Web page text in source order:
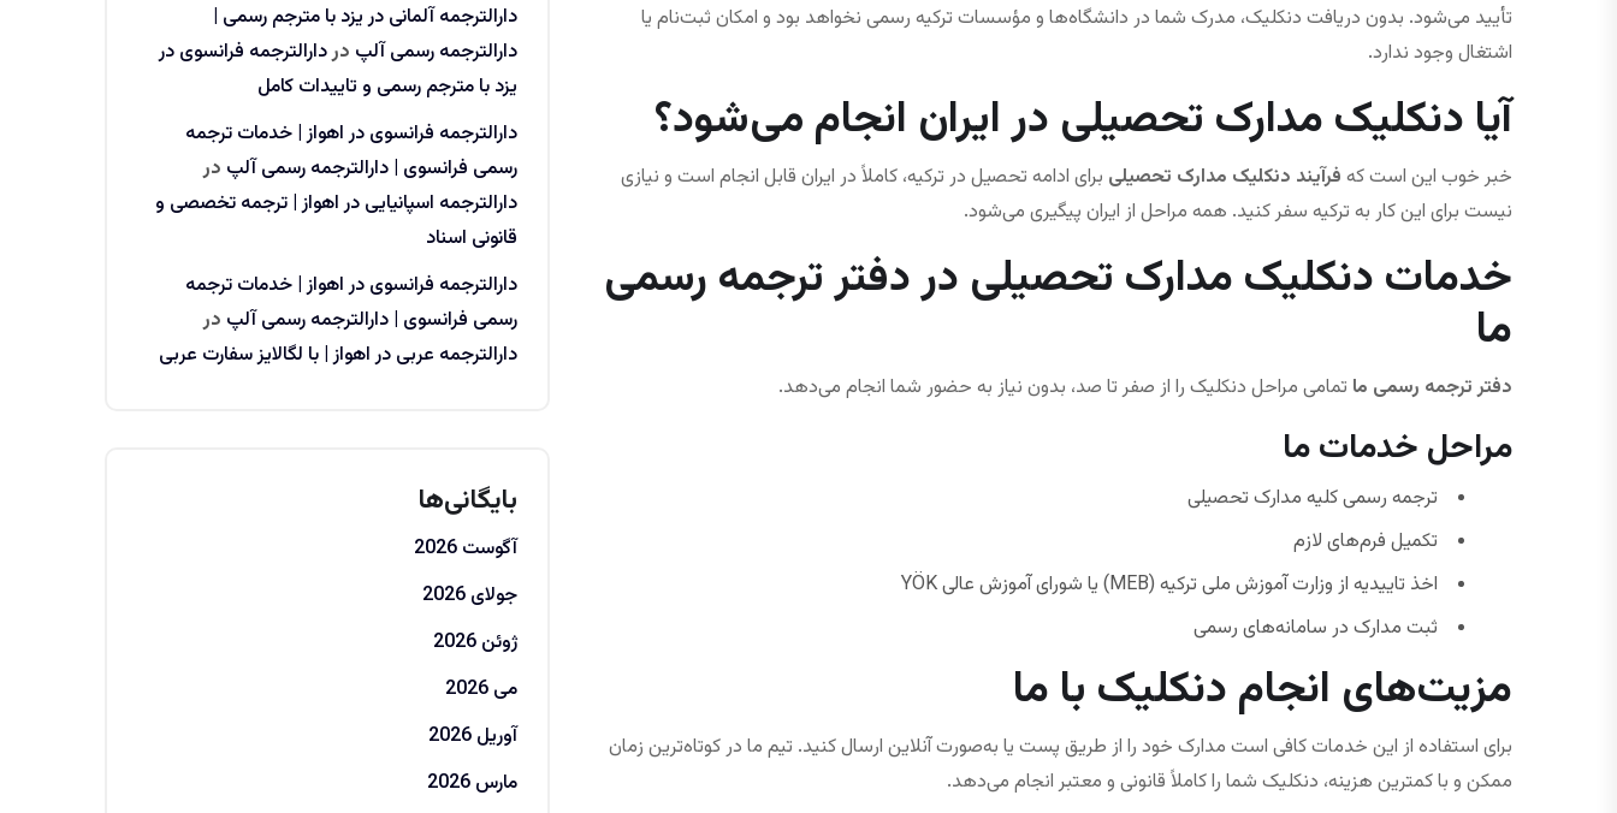
تأیید می‌شود. بدون دریافت دنکلیک، مدرک شما در دانشگاه‌ها و مؤسسات ترکیه رسمی نخواهد بود و امکان ثبت‌نام یا
اشتغال وجود ندارد.
آیا دنکلیک مدارک تحصیلی در ایران انجام می‌شود؟
خبر خوب این است که فرآیند دنکلیک مدارک تحصیلی برای ادامه تحصیل در ترکیه، کاملاً در ایران قابل انجام است و نیازی
نیست برای این کار به ترکیه سفر کنید. همه مراحل از ایران پیگیری می‌شود.
خدمات دنکلیک مدارک تحصیلی در دفتر ترجمه رسمی
ما
دفتر ترجمه رسمی ما تمامی مراحل دنکلیک را از صفر تا صد، بدون نیاز به حضور شما انجام می‌دهد.
مراحل خدمات ما
ترجمه رسمی کلیه مدارک تحصیلی
تکمیل فرم‌های لازم
اخذ تاییدیه از وزارت آموزش ملی ترکیه (MEB) یا شورای آموزش عالی YÖK
ثبت مدارک در سامانه‌های رسمی
مزیت‌های انجام دنکلیک با ما
برای استفاده از این خدمات کافی است مدارک خود را از طریق پست یا به‌صورت آنلاین ارسال کنید. تیم ما در کوتاه‌ترین زمان
ممکن و با کمترین هزینه، دنکلیک شما را کاملاً قانونی و معتبر انجام می‌دهد.
دارالترجمه آلمانی در یزد با مترجم رسمی |
دارالترجمه رسمی آلپ دردارالترجمه فرانسوی در
یزد با مترجم رسمی و تاییدات کامل
دارالترجمه فرانسوی در اهواز | خدمات ترجمه
رسمی فرانسوی | دارالترجمه رسمی آلپ در
دارالترجمه اسپانیایی در اهواز | ترجمه تخصصی و
قانونی اسناد
دارالترجمه فرانسوی در اهواز | خدمات ترجمه
رسمی فرانسوی | دارالترجمه رسمی آلپ در
دارالترجمه عربی در اهواز | با لگالایز سفارت عربی
بایگانی‌ها
آگوست 2026
جولای 2026
ژوئن 2026
می 2026
آوریل 2026
مارس 2026